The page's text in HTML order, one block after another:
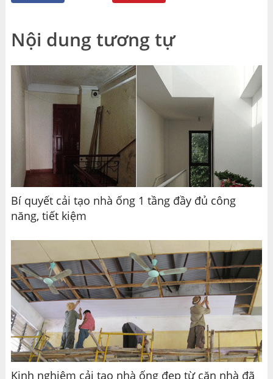
Nội dung tương tự
Bí quyết cải tạo nhà ống 1 tầng đầy đủ công
năng, tiết kiệm
Kinh nghiệm cải tạo nhà ống đẹp từ căn nhà đã